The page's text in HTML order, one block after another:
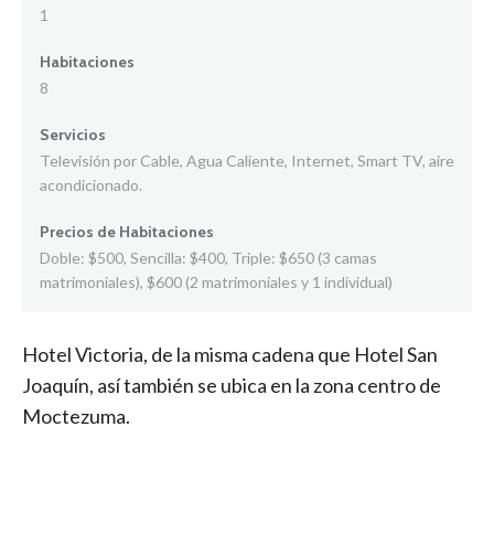
1
Habitaciones
8
Servicios
Televisión por Cable, Agua Caliente, Internet, Smart TV, aire
acondicionado.
Precios de Habitaciones
Doble: $500, Sencilla: $400, Triple: $650 (3 camas
matrimoniales), $600 (2 matrimoniales y 1 individual)
Hotel Victoria, de la misma cadena que Hotel San
Joaquín, así también se ubica en la zona centro de
Moctezuma.